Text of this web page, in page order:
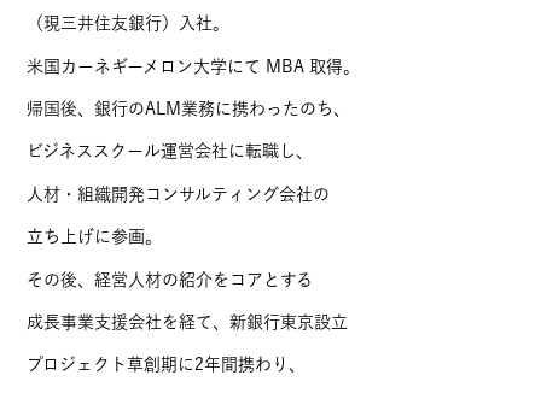
（現三井住友銀行）入社。
米国カーネギーメロン大学にて MBA 取得。
帰国後、銀行のALM業務に携わったのち、
ビジネススクール運営会社に転職し、
人材・組織開発コンサルティング会社の
立ち上げに参画。
その後、経営人材の紹介をコアとする
成長事業支援会社を経て、新銀行東京設立
プロジェクト草創期に2年間携わり、